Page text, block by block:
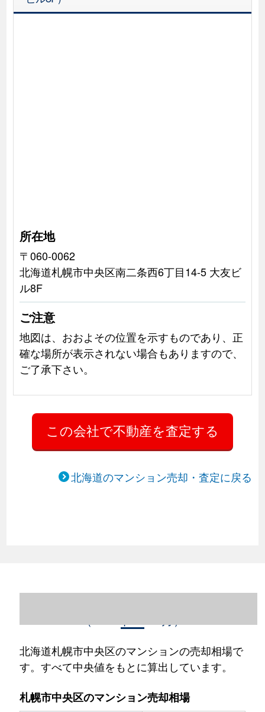
所在地
〒060-0062
北海道札幌市中央区南二条西6丁目14-5 大友ビ
ル8F
ご注意
地図は、おおよその位置を示すものであり、正
確な場所が表示されない場合もありますので、
ご了承下さい。
北海道のマンション売却・査定に戻る
北海道札幌市中央区のマンションの売却相場で
す。すべて中央値をもとに算出しています。
札幌市中央区のマンション売却相場